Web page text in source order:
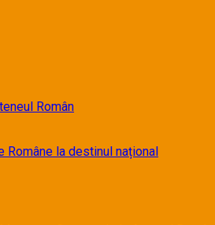
Român
la destinul național